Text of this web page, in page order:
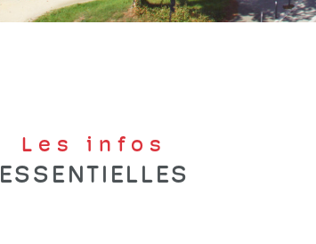
Les infos
ESSENTIELLES